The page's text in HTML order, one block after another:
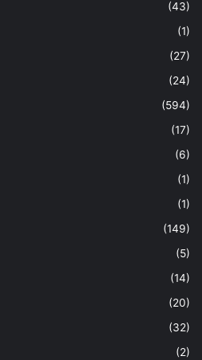
(43)
(1)
(27)
(24)
(594)
(17)
(6)
(1)
(1)
(149)
(5)
(14)
(20)
(32)
(2)